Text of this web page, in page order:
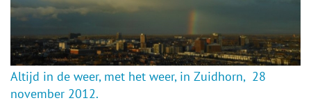
Altijd in de weer, met het weer, in Zuidhorn, 28
november 2012.